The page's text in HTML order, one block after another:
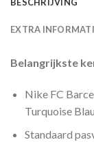
EXTRA
Belangrijkste
Nike FC
Turquoise
Standaard